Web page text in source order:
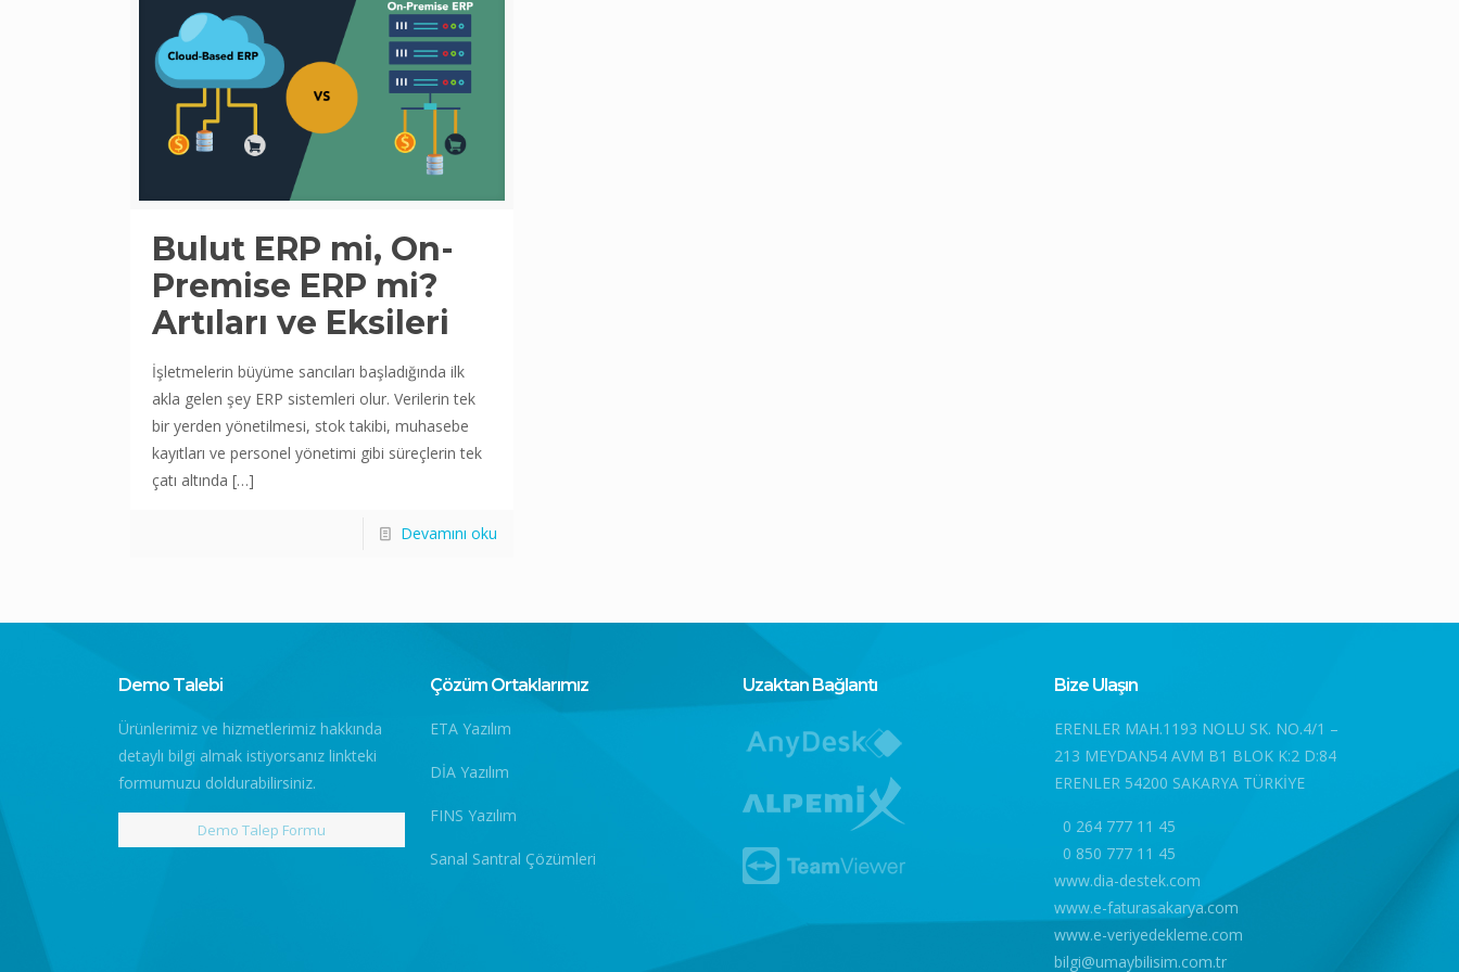
Bulut ERP mi, On-
Premise ERP mi?
Artıları ve Eksileri
İşletmelerin büyüme sancıları başladığında ilk
akla gelen şey ERP sistemleri olur. Verilerin tek
bir yerden yönetilmesi, stok takibi, muhasebe
kayıtları ve personel yönetimi gibi süreçlerin tek
çatı altında […]
Devamını oku
Demo Talebi
Ürünlerimiz ve hizmetlerimiz hakkında
detaylı bilgi almak istiyorsanız linkteki
formumuzu doldurabilirsiniz.
Demo Talep Formu
Çözüm Ortaklarımız
ETA Yazılım
DİA Yazılım
FINS Yazılım
Sanal Santral Çözümleri
Uzaktan Bağlantı Bize Ulaşın
ERENLER MAH.1193 NOLU SK. NO.4/1 –
213 MEYDAN54 AVM B1 BLOK K:2 D:84
ERENLER 54200 SAKARYA TÜRKİYE
0 264 777 11 45
0 850 777 11 45
www.dia-destek.com
www.e-faturasakarya.com
www.e-veriyedekleme.com
bilgi@umaybilisim.com.tr